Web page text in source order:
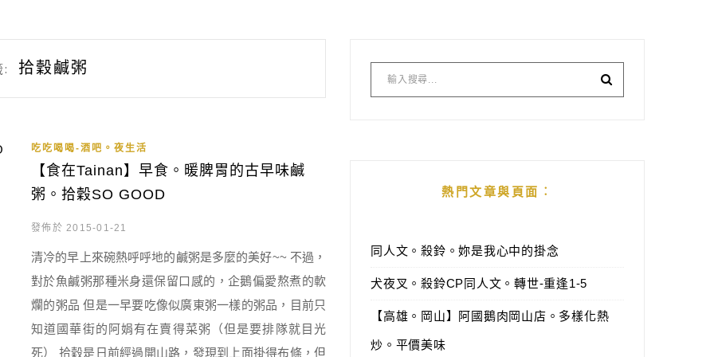
: 拾穀鹹粥
吃吃喝喝-酒吧。夜生活
【食在Tainan】早食。暖脾胃的古早味鹹
粥。拾穀SO GOOD
發佈於 2015-01-21
清冷的早上來碗熱呼呼地的鹹粥是多麼的美好~~ 不過，
對於魚鹹粥那種米身還保留口感的，企鵝偏愛熬煮的軟
爛的粥品 但是一早要吃像似廣東粥一樣的粥品，目前只
知道國華街的阿娟有在賣得菜粥（但是要排隊就目光
死） 拾穀是日前經過開山路，發現到上面掛得布條，但
熱門文章與頁面︰
同人文。殺鈴。妳是我心中的掛念
犬夜叉。殺鈴CP同人文。轉世-重逢1-5
【高雄。岡山】阿國鵝肉岡山店。多樣化熱
炒。平價美味